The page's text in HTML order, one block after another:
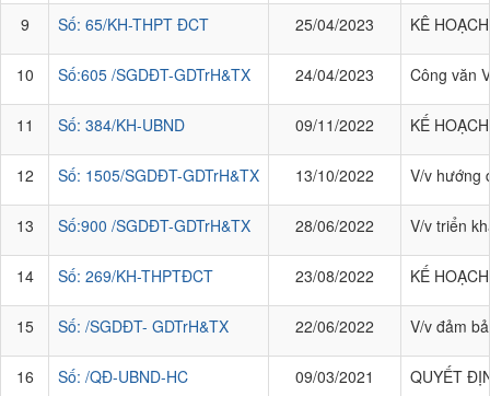
9 Số: 65/KH-THPT ĐCT 25/04/2023 KÊ
10 Số:605 /SGDĐT-GDTrH&TX 24/04/2023 Công văn
11 Số: 384/KH-UBND 09/11/2022 KẾ
12 Số: 1505/SGDĐT-GDTrH&TX 13/10/2022 V/v hướng
13 Số:900 /SGDĐT-GDTrH&TX 28/06/2022 V/v triển
14 Số: 269/KH-THPTĐCT 23/08/2022 KẾ
15 Số: /SGDĐT- GDTrH&TX 22/06/2022 V/v đảm
16 Số: /QĐ-UBND-HC 09/03/2021 QUYẾT